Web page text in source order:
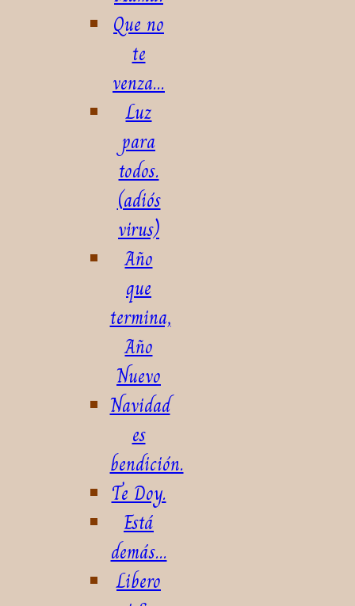
Que no
te
venza...
Luz
para
todos.
(adiós
virus)
Año
que
termina,
Año
Nuevo
Navidad
es
bendición.
Te Doy.
Está
demás...
Libero